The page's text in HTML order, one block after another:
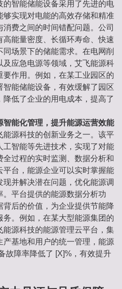
的智能储能设备采用了先进的电
实现对电能的高效存储和精准
费之间的时间错配问题。公司
能量密度、长循环寿命、快速
场景下的储能需求。在电网削
应急电源等领域，艾飞能源科
作用。例如，在某工业园区的
能储能设备，有效缓解了园区
降低了企业的用电成本，提高了
能化管理，提升能源运营效能
源科技的创新业务之一。该平
工智能等先进技术，实现了对能
过程的实时监测、数据分析和
平台，能源企业可以实时掌握能
并解决潜在问题，优化能源调
。平台提供的能源数据分析功
后的价值，为企业提供节能降
。例如，在某大型能源集团的
源科技的能源管理云平台，集
产基地和用户的统一管理，能源
故障率降低了 [X]%，有效提升